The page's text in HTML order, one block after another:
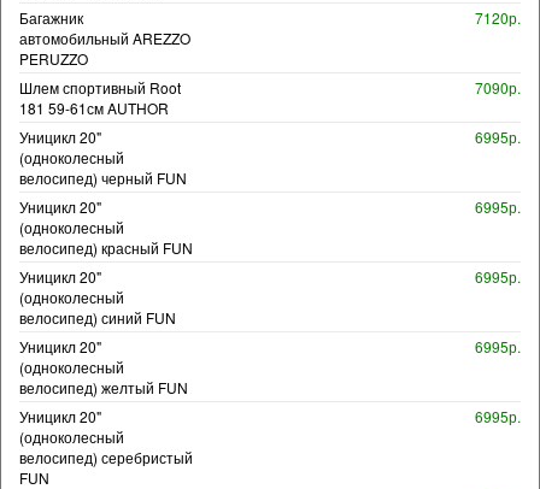
Багажник
автомобильный AREZZO
PERUZZO
7120р.
Шлем спортивный Root
181 59-61см AUTHOR
7090р.
Уницикл 20"
(одноколесный
велосипед) черный FUN
6995р.
Уницикл 20"
(одноколесный
велосипед) красный FUN
6995р.
Уницикл 20"
(одноколесный
велосипед) синий FUN
6995р.
Уницикл 20"
(одноколесный
велосипед) желтый FUN
6995р.
Уницикл 20"
(одноколесный
велосипед) серебристый
FUN
6995р.